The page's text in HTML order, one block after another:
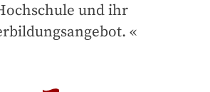
und ihr